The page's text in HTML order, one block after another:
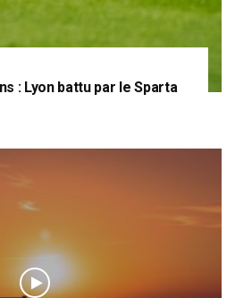
: Lyon battu par le Sparta